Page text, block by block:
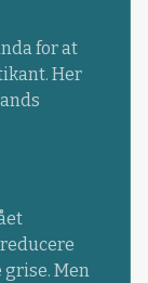
for at
Her
grise. Men